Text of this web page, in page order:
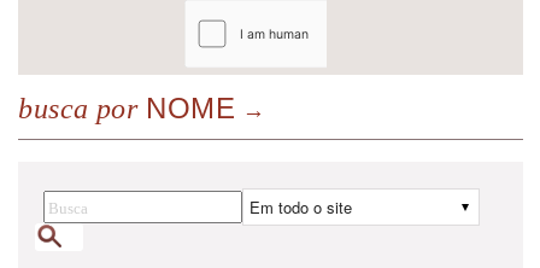
busca porNOME